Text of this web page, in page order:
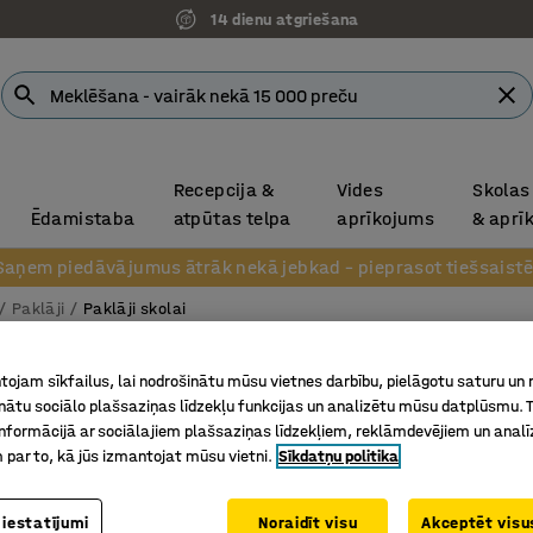
14 dienu atgriešana
Ēdamistaba
Recepcija &
atpūtas telpa
Vides
aprīkojums
&
piedāvājumus ātrāk nekā jebkad – pieprasot
Paklāji Paklāji skolai
Apaļš
Ø 2500
Art. nr.
Vidi
sīkfailus, lai nodrošinātu mūsu vietnes darbību, pielāgotu saturu un
sociālo plašsaziņas līdzekļu funkcijas un analizētu mūsu datplūsmu.
ar sociālajiem plašsaziņas līdzekļiem, reklāmdevējiem un
par to, kā jūs izmantojat mūsu vietni. Sīkdatņu politika
Noraidīt visu Akceptēt